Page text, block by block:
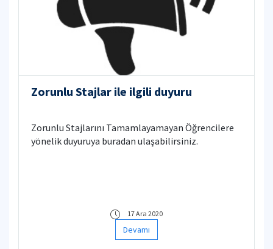
Zorunlu Stajlar ile ilgili duyuru
Zorunlu Stajlarını Tamamlayamayan Öğrencilere
yönelik duyuruya buradan ulaşabilirsiniz.
17 Ara 2020
Devamı